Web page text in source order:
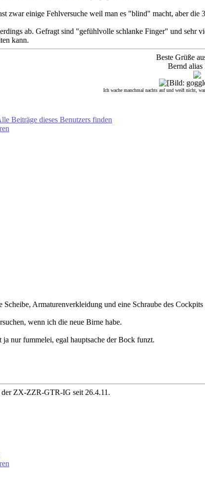
zwar einige Fehlversuche weil man es "blind" macht, aber die
ab. Gefragt sind "gefühlvolle schlanke Finger" und
kann.
Beste Grüße
Bernd alias
Ich wache manchmal nachts auf und weiß nicht,
Scheibe, Armaturenverkleidung und eine Schraube des
wenn ich die neue Birne habe.
nur fummelei, egal hauptsache der Bock funzt.
ZX-ZZR-GTR-IG seit 26.4.11.